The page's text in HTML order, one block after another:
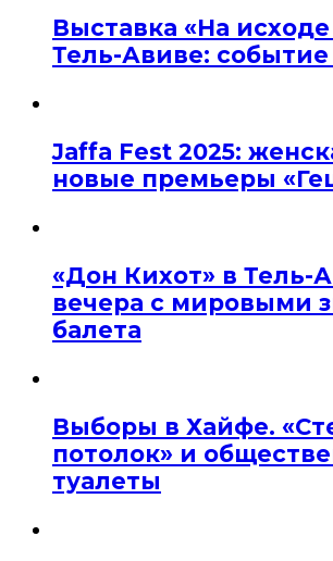
Выставка «На
Тель-Авиве: событие
Jaffa Fest 2025:
новые премьеры
«Дон Кихот» в Тель-
вечера с мировыми
балета
Выборы в Хайфе.
потолок» и
туалеты